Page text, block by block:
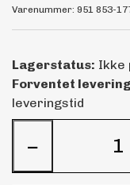
Varenummer: 951 853-
Lagerstatus: Ikke
Forventet
leveringstid
−